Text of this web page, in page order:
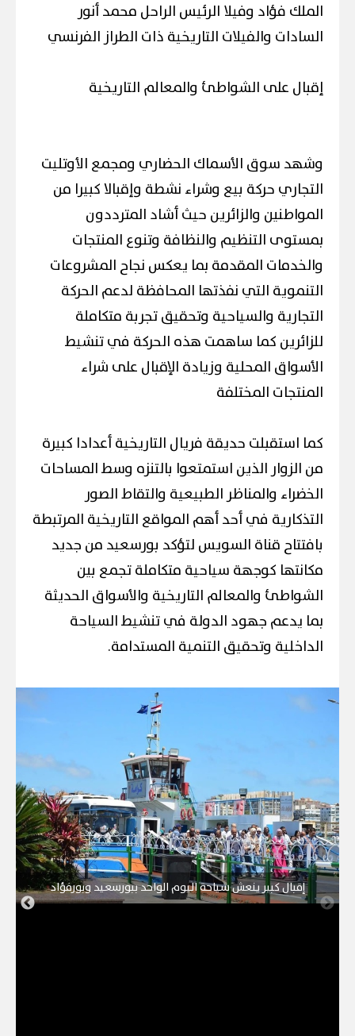
الملك فؤاد وفيلا الرئيس الراحل محمد أنور
السادات والفيلات التاريخية ذات الطراز الفرنسي
إقبال على الشواطئ والمعالم التاريخية
وشهد سوق الأسماك الحضاري ومجمع الأوتليت
التجاري حركة بيع وشراء نشطة وإقبالا كبيرا من
المواطنين والزائرين حيث أشاد المترددون
بمستوى التنظيم والنظافة وتنوع المنتجات
والخدمات المقدمة بما يعكس نجاح المشروعات
التنموية التي نفذتها المحافظة لدعم الحركة
التجارية والسياحية وتحقيق تجربة متكاملة
للزائرين كما ساهمت هذه الحركة في تنشيط
الأسواق المحلية وزيادة الإقبال على شراء
المنتجات المختلفة
كما استقبلت حديقة فريال التاريخية أعدادا كبيرة
من الزوار الذين استمتعوا بالتنزه وسط المساحات
الخضراء والمناظر الطبيعية والتقاط الصور
التذكارية في أحد أهم المواقع التاريخية المرتبطة
بافتتاح قناة السويس لتؤكد بورسعيد من جديد
مكانتها كوجهة سياحية متكاملة تجمع بين
الشواطئ والمعالم التاريخية والأسواق الحديثة
بما يدعم جهود الدولة في تنشيط السياحة
الداخلية وتحقيق التنمية المستدامة.
إقبال كبير ينعش سياحة اليوم الواحد ببورسعيد وبورفؤاد